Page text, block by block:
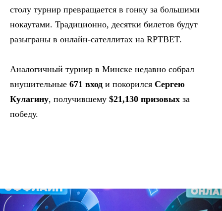
столу турнир превращается в гонку за большими
нокаутами. Традиционно, десятки билетов будут
разыграны в онлайн-сателлитах на RPTBET.
Аналогичный турнир в Минске недавно собрал
внушительные 671 вход и покорился Сергею
Кулагину, получившему $21,130 призовых за
победу.